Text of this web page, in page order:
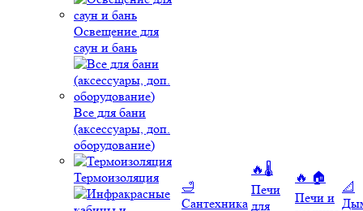
Освещение для
саун и бань
Все для бани
(аксессуары, доп.
оборудование)
Термоизоляция
🛁
Сантехника
🔥🌡️
Печи
для
🔥 🏠
Печи и
📐